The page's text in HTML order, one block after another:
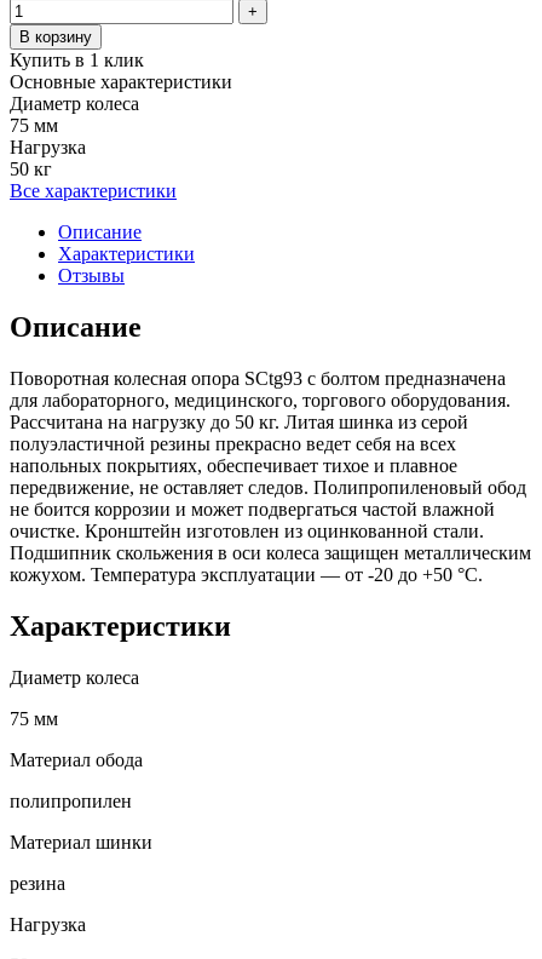
+
В корзину
Купить в 1 клик
Основные характеристики
Диаметр колеса
75 мм
Нагрузка
50 кг
Все характеристики
Описание
Характеристики
Отзывы
Описание
Поворотная колесная опора SCtg93 с болтом предназначена
для лабораторного, медицинского, торгового оборудования.
Рассчитана на нагрузку до 50 кг. Литая шинка из серой
полуэластичной резины прекрасно ведет себя на всех
напольных покрытиях, обеспечивает тихое и плавное
передвижение, не оставляет следов. Полипропиленовый обод
не боится коррозии и может подвергаться частой влажной
очистке. Кронштейн изготовлен из оцинкованной стали.
Подшипник скольжения в оси колеса защищен металлическим
кожухом. Температура эксплуатации — от -20 до +50 °С.
Характеристики
Диаметр колеса
75 мм
Материал обода
полипропилен
Материал шинки
резина
Нагрузка